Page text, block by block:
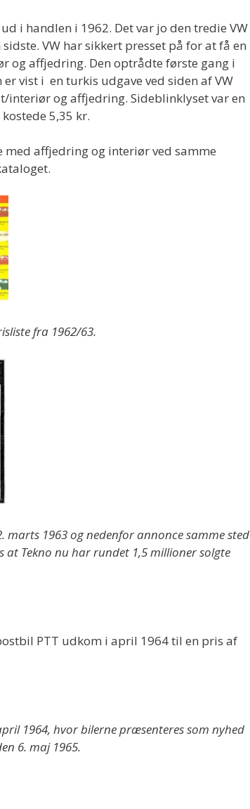
i handlen i 1962. Det var jo den tredie VW
VW har sikkert presset på for at få en
og affjedring. Den optrådte første gang i
vist i en turkis udgave ved siden af VW
interiør og affjedring. Sideblinklyset var en
5,35 kr.
med affjedring og interiør ved samme
fra 1962/63.
1963 og nedenfor annonce samme sted
at Tekno nu har rundet 1,5 millioner solgte
PTT udkom i april 1964 til en pris af
1964, hvor bilerne præsenteres som nyhed
6. maj 1965.